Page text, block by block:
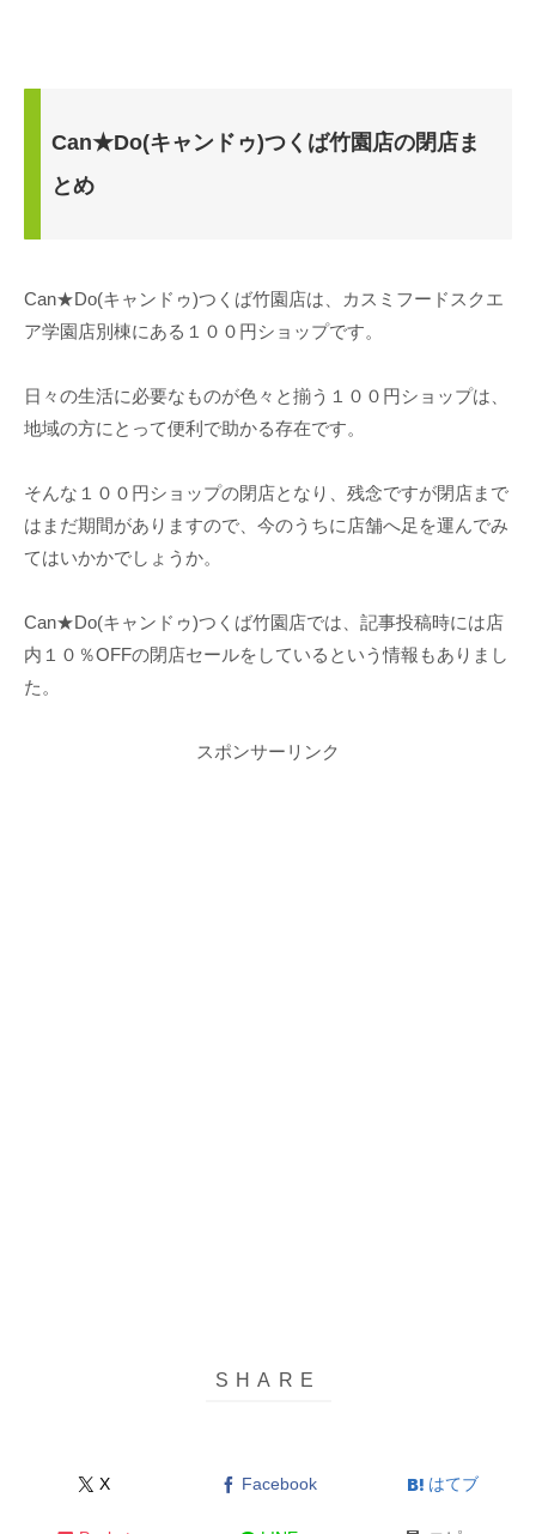
Can★Do(キャンドゥ)つくば竹園店の閉店ま
とめ
Can★Do(キャンドゥ)つくば竹園店は、カスミフードスクエ
ア学園店別棟にある１００円ショップです。
日々の生活に必要なものが色々と揃う１００円ショップは、
地域の方にとって便利で助かる存在です。
そんな１００円ショップの閉店となり、残念ですが閉店まで
はまだ期間がありますので、今のうちに店舗へ足を運んでみ
てはいかかでしょうか。
Can★Do(キャンドゥ)つくば竹園店では、記事投稿時には店
内１０％OFFの閉店セールをしているという情報もありまし
た。
スポンサーリンク
X Facebook はてブ